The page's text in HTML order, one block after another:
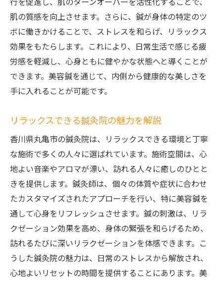
行を促進し、肌のターンオーバーを活性化することで、
肌の質感を向上させます。さらに、鍼が身体の特定のツ
ボに働きかけることで、ストレスを和らげ、リラックス
効果をもたらします。これにより、日常生活で感じる疲
労感を軽減し、心身ともに健やかな状態へと導くことが
できます。美容鍼を通じて、内側から健康的な美しさを
手に入れることが可能です。
リラックスできる鍼灸院の魅力を解説
香川県丸亀市の鍼灸院は、リラックスできる環境と丁寧
な施術で多くの人々に選ばれています。施術空間は、心
地よい音楽やアロマが漂い、訪れる人々に癒しのひとと
きを提供します。鍼灸師は、個々の体質や症状に合わせ
たカスタマイズされたアプローチを行い、特に美容鍼を
通して心身をリフレッシュさせます。鍼の刺激は、リラ
クゼーション効果を高め、身体の緊張を和らげるため、
訪れるたびに深いリラクゼーションを体感できます。こ
うした鍼灸院の魅力は、日常のストレスから解放され、
心地よいリセットの時間を提供することにあります。美